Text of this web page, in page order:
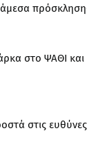
άμεσα
στο ΨΑΘΙ
στις